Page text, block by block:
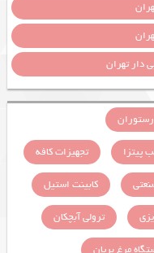
دار تهران
پیتزا
تجهیزات کافه
کابینت استیل
ترولی آبچکان